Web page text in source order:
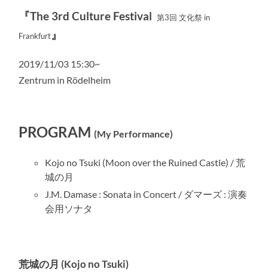
『The 3rd Culture Festival 第3回 文化祭 in
Frankfurt 』
2019/11/03 15:30~
Zentrum in Rödelheim
PROGRAM(My Performance)
Kojo no Tsuki (Moon over the Ruined Castle) / 荒
城の月
J.M. Damase : Sonata in Concert / ダマーズ : 演奏
会用ソナタ
荒城の月 (Kojo no Tsuki)